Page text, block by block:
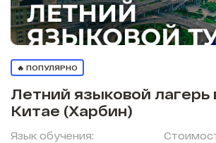
🔥 ПОПУЛЯРНО
Летний языковой лагерь
Китае (Харбин)
Язык обучения: